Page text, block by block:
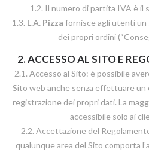
1.2. Il numero di partita IVA è
1.3. L.A. Pizza fornisce agli utenti un
dei propri ordini
2. ACCESSO AL SITO E
2.1. Accesso al Sito: è possibile
Sito web anche senza effettuare un
registrazione dei propri dati. La
accessibile solo ai
2.2. Accettazione del
qualunque area del Sito comporta